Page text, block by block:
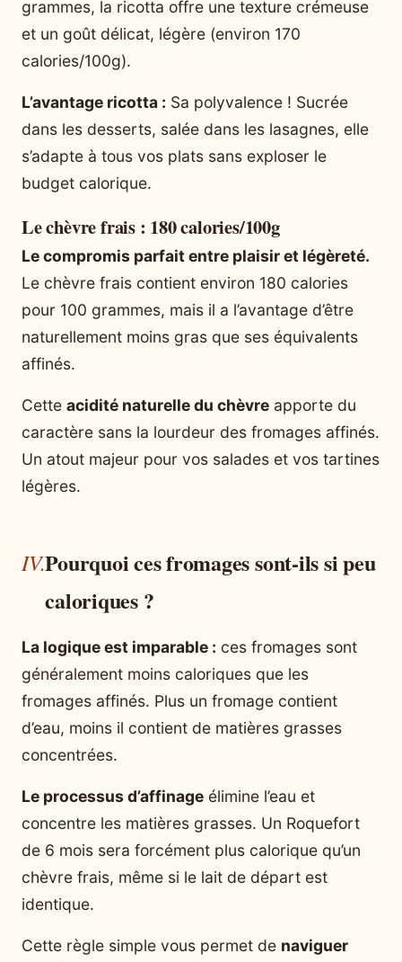
grammes, la ricotta offre une texture crémeuse
et un goût délicat, légère (environ 170
calories/100g).
L’avantage ricotta : Sa polyvalence ! Sucrée
dans les desserts, salée dans les lasagnes, elle
s’adapte à tous vos plats sans exploser le
budget calorique.
Le chèvre frais : 180 calories/100g
Le compromis parfait entre plaisir et légèreté.
Le chèvre frais contient environ 180 calories
pour 100 grammes, mais il a l’avantage d’être
naturellement moins gras que ses équivalents
affinés.
Cette acidité naturelle du chèvre apporte du
caractère sans la lourdeur des fromages affinés.
Un atout majeur pour vos salades et vos tartines
légères.
Pourquoi ces fromages sont-ils si peu
caloriques ?
La logique est imparable : ces fromages sont
généralement moins caloriques que les
fromages affinés. Plus un fromage contient
d’eau, moins il contient de matières grasses
concentrées.
Le processus d’affinage élimine l’eau et
concentre les matières grasses. Un Roquefort
de 6 mois sera forcément plus calorique qu’un
chèvre frais, même si le lait de départ est
identique.
Cette règle simple vous permet de naviguer